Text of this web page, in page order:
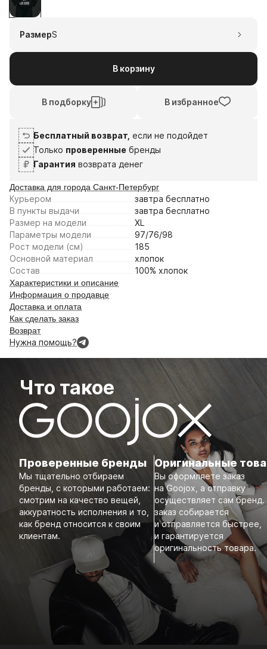
авг
сен
РазмерS
В корзину
В подборку В избранное
Бесплатный возврат, если не подойдет
Только проверенные бренды
Гарантия возврата денег
Доставка для города Санкт-Петербург
Курьером завтра бесплатно
В пункты выдачи
завтра бесплатно
Размер на модели
XL
Параметры модели
97/76/98
Рост модели (см)
185
Основной материал
хлопок
Состав
100% хлопок
Характеристики и описание
Информация о продавце
Доставка и оплата
Как сделать заказ
Возврат
Нужна помощь?
Что такое
Проверенные бренды
Мы тщательно отбираем
бренды, с которыми работаем:
смотрим на качество вещей,
аккуратность исполнения и то,
как бренд относится к своим
клиентам.
Оригинальные
Вы оформляете заказ
на Goojox, а отправку
осуществляет сам бренд.
заказ собирается
и отправляется быстрее,
и гарантируется
оригинальность товара.